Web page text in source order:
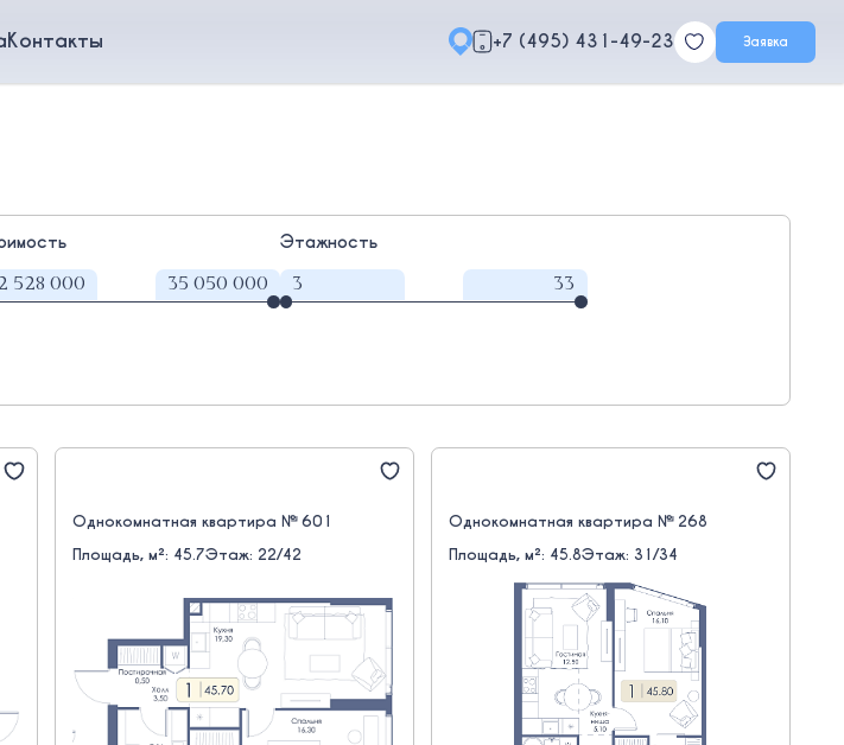
Контакты +7 (495) 431-49-23 Заявка
Этажность
Однокомнатная квартира № 601
Площадь, м²: 45.7Этаж: 22/42
Однокомнатная квартира № 268
Площадь, м²: 45.8Этаж: 31/34